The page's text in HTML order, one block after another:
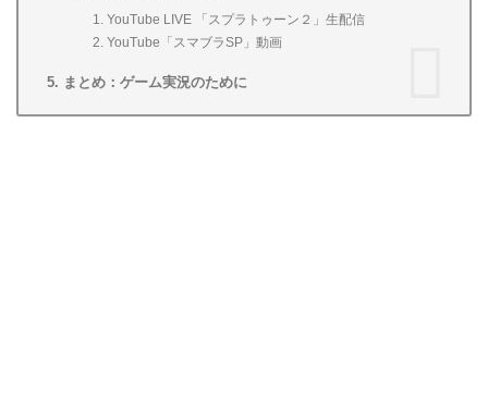
YouTube LIVE 「スプラトゥーン２」生配信
YouTube「スマブラSP」動画
まとめ：ゲーム実況のために